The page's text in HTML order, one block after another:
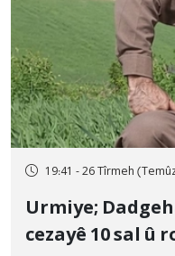
19:41 - 26 Tîrmeh
Urmiye;
cezayê 10 sal û